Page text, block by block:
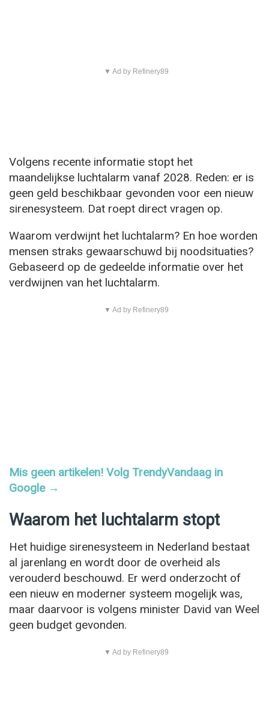
▼ Ad by Refinery89
Volgens recente informatie stopt het
maandelijkse luchtalarm vanaf 2028. Reden: er is
geen geld beschikbaar gevonden voor een nieuw
sirenesysteem. Dat roept direct vragen op.
Waarom verdwijnt het luchtalarm? En hoe worden
mensen straks gewaarschuwd bij noodsituaties?
Gebaseerd op de gedeelde informatie over het
verdwijnen van het luchtalarm.
▼ Ad by Refinery89
Mis geen artikelen! Volg TrendyVandaag in
Google →
Waarom het luchtalarm stopt
Het huidige sirenesysteem in Nederland bestaat
al jarenlang en wordt door de overheid als
verouderd beschouwd. Er werd onderzocht of
een nieuw en moderner systeem mogelijk was,
maar daarvoor is volgens minister David van Weel
geen budget gevonden.
▼ Ad by Refinery89